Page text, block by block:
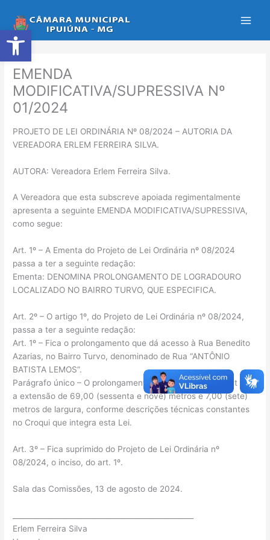
Abrir a barra de ferramentas
para
o
conteúdo
EMENDA
MODIFICATIVA/SUPRESSIVA Nº
01/2024
PROJETO DE LEI ORDINÁRIA Nº 08/2024 – AUTORIA DA
VEREADORA ERLEM FERREIRA SILVA.
AUTORA: Vereadora Erlem Ferreira Silva.
A Vereadora que esta subscreve apoiada regimentalmente
apresenta a seguinte EMENDA MODIFICATIVA/SUPRESSIVA,
como segue:
Art. 1º – A Ementa do Projeto de Lei Ordinária nº 08/2024
passa a ter a seguinte redação:
Ementa: DENOMINA PROLONGAMENTO DE LOGRADOURO
LOCALIZADO NO BAIRRO TURVO, QUE ESPECIFICA.
Art. 2º – O artigo 1º, do Projeto de Lei Ordinária nº 08/2024,
passa a ter a seguinte redação:
Art. 1º – Fica o prolongamento que dá acesso à Rua Benedito
Azarias, no Bairro Turvo, denominado de Rua “ANTÔNIO
BATISTA LEMOS”.
Parágrafo único – O prolongamento denominado no caput tem
a extensão de 69,00 (sessenta e nove) metros e 7,00 (sete)
metros de largura, conforme descrições técnicas constantes
no Croqui que integra esta Lei.
Art. 3º – Fica suprimido do Projeto de Lei Ordinária nº
08/2024, o inciso, do art. 1º.
Sala das Comissões, 13 de agosto de 2024.
Erlem Ferreira Silva